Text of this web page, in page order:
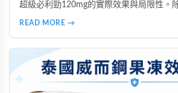
超級必利勁120mg的實際效果與局限性。
READ MORE →